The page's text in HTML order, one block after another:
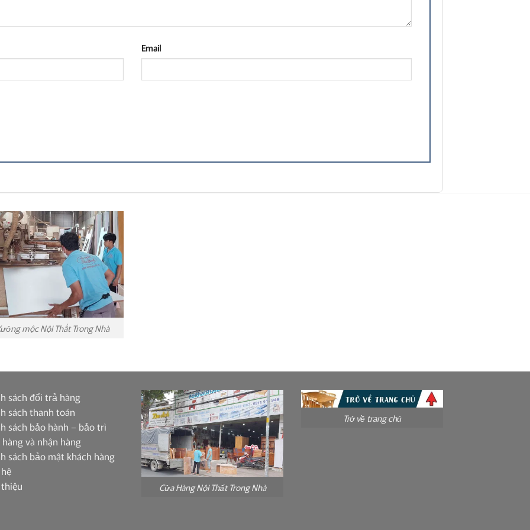
Email
mộc Nội Thất Trong Nhà
sách đổi trả hàng
sách thanh toán
sách bảo hành – bảo trì
hàng và nhận hàng
sách bảo mật khách hàng
Cửa Hàng Nội Thất Trong Nhà
Trở về trang chủ